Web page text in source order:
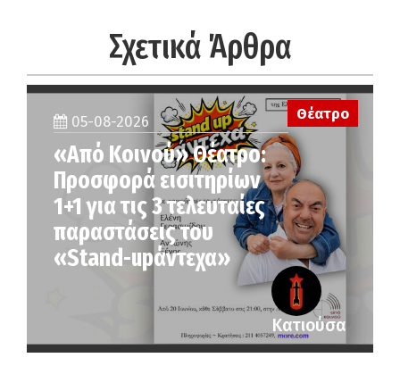
Σχετικά Άρθρα
Θέατρο
05-08-2026
«Από Κοινού» Θέατρο:
Προσφορά εισιτηρίων
1+1 για τις 3 τελευταίες
παραστάσεις του
«Stand-upάντεχα»
Κατιούσα